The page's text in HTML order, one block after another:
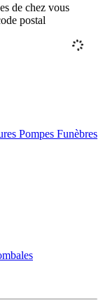
de chez vous
postal
Pompes Funèbres